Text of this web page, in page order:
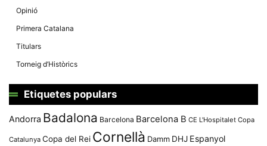
Opinió
Primera Catalana
Titulars
Torneig d’Històrics
Etiquetes populars
Andorra Badalona Barcelona Barcelona B CE L'Hospitalet Copa
Catalunya Copa del Rei Cornellà Damm DHJ Espanyol